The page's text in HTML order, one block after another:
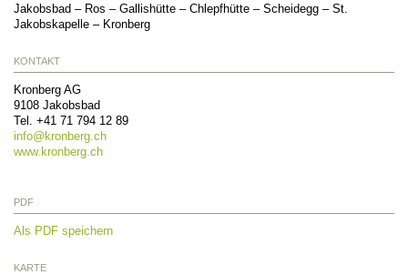
Jakobsbad – Ros – Gallishütte – Chlepfhütte – Scheidegg – St.
Jakobskapelle – Kronberg
KONTAKT
Kronberg AG
9108 Jakobsbad
Tel. +41 71 794 12 89
info@ kronberg.ch
www.kronberg.ch
PDF
Als PDF speichern
KARTE